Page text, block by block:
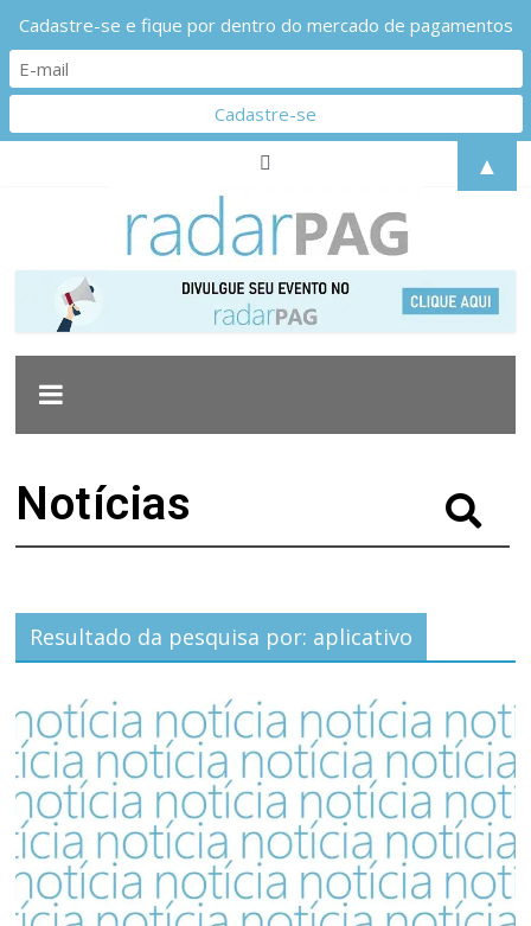
Notícias
Escolha uma categoria:
Escolha uma fonte:
Informe o período:
De:
Até:
Resultado da pesquisa por: aplicativo
Cadastre-se e fique por dentro do mercado de pagamentos
▲